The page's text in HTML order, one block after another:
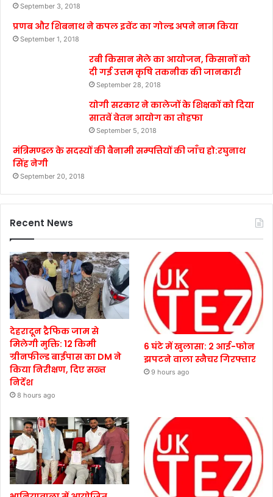
September 3, 2018
प्रणब और शिबनाथ ने कपल इवेंट का गोल्ड अपने नाम किया
September 1, 2018
रबी किसान मेले का आयोजन, किसानों को
दी गई उत्तम कृषि तकनीक की जानकारी
September 28, 2018
योगी सरकार ने कालेजों के शिक्षकों को दिया
सातवें वेतन आयोग का तोहफा
September 5, 2018
मंत्रिमण्डल के सदस्यों की बैनामी सम्पत्तियों की जाँच हो:रघुनाथ
सिंह नेगी
September 20, 2018
Recent News
देहरादून ट्रैफिक जाम से
मिलेगी मुक्ति: 12 किमी
ग्रीनफील्ड बाईपास का DM ने
किया निरीक्षण, दिए सख्त
निर्देश
8 hours ago
6 घंटे में खुलासा: 2 आई-फोन
झपटने वाला स्नैचर गिरफ्तार
9 hours ago